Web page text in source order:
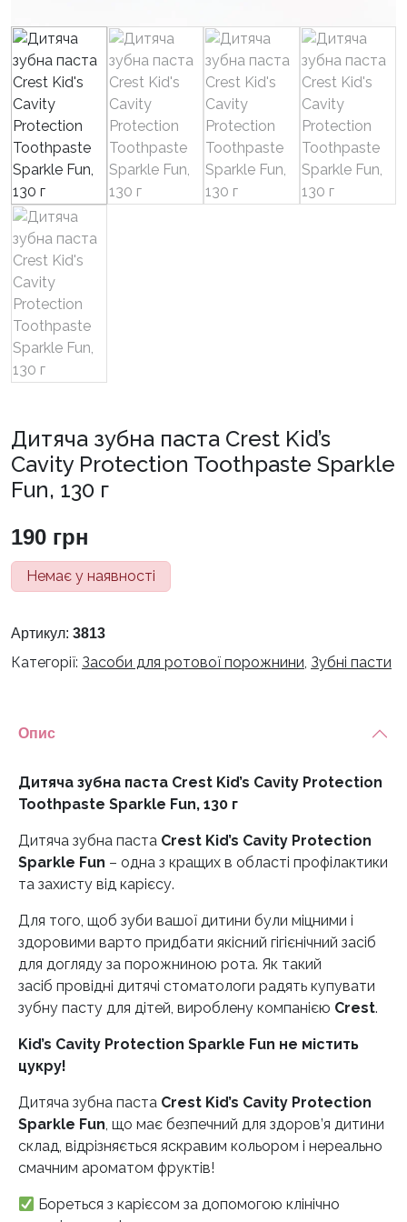
Дитяча зубна паста Crest Kid’s
Cavity Protection Toothpaste Sparkle
Fun, 130 г
190 грн
Немає у наявності
Артикул: 3813
Категорії: Засоби для ротової порожнини, Зубні пасти
Опис
Дитяча зубна паста Crest Kid’s Cavity Protection
Toothpaste Sparkle Fun, 130 г
Дитяча зубна паста Crest Kid’s Cavity Protection
Sparkle Fun – одна з кращих в області профілактики
та захисту від карієсу.
Для того, щоб зуби вашої дитини були міцними і
здоровими варто придбати якісний гігієнічний засіб
для догляду за порожниною рота. Як такий
засіб провідні дитячі стоматологи радять купувати
зубну пасту для дітей, вироблену компанією Crest.
Kid’s Cavity Protection Sparkle Fun не містить
цукру!
Дитяча зубна паста Crest Kid’s Cavity Protection
Sparkle Fun, що має безпечний для здоров’я дитини
склад, відрізняється яскравим кольором і нереально
смачним ароматом фруктів!
Бореться з карієсом за допомогою клінічно